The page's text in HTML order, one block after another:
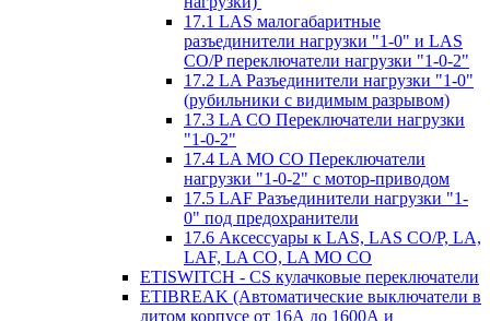
17.1 LAS малогабаритные
разъединители нагрузки "1-0" и LAS
CO/P переключатели нагрузки "1-0-2"
17.2 LA Разъединители нагрузки "1-0"
(рубильники с видимым разрывом)
17.3 LA CO Переключатели нагрузки
"1-0-2"
17.4 LA MO CO Переключатели
нагрузки "1-0-2" с мотор-приводом
17.5 LAF Разъединители нагрузки "1-
0" под предохранители
17.6 Аксессуары к LAS, LAS CO/P, LA,
LAF, LA CO, LA MO CO
ETISWITCH - CS кулачковые переключатели
ETIBREAK (Автоматические выключатели в
литом корпусе от 16А до 1600А и